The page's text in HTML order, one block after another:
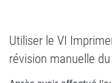
Utiliser le VI
révision manuelle